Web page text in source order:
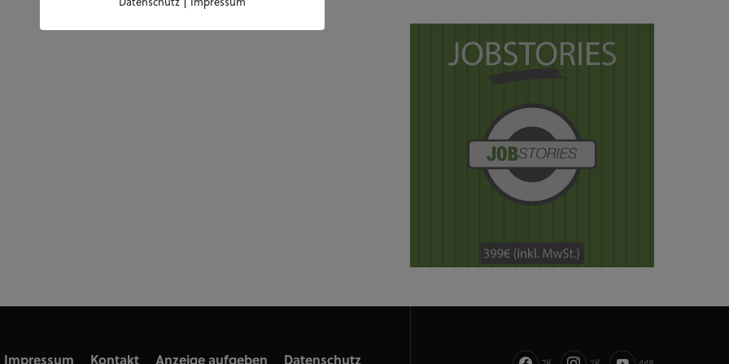
Impressum Kontakt Anzeige aufgeben Datenschutz